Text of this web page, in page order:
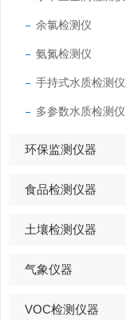
余氯检测仪
氨氮检测仪
手持式水质检测仪
多参数水质检测仪
环保监测仪器
食品检测仪器
土壤检测仪器
气象仪器
VOC检测仪器